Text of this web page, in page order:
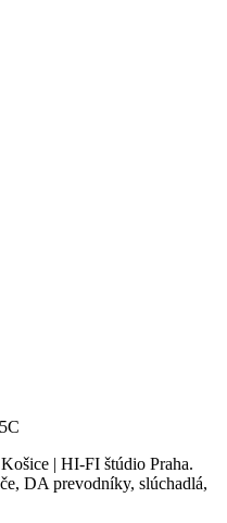
| HI-FI štúdio Praha.
DA prevodníky, slúchadlá,